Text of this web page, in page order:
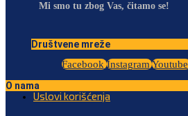
Mi smo tu zbog Vas, čitamo se!
Društvene mreže
Facebook Instagram Youtube
O nama
Uslovi korišćenja